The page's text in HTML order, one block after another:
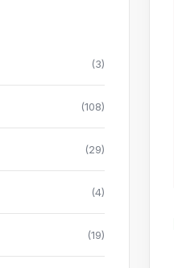
(3)
(108)
(29)
(4)
(19)